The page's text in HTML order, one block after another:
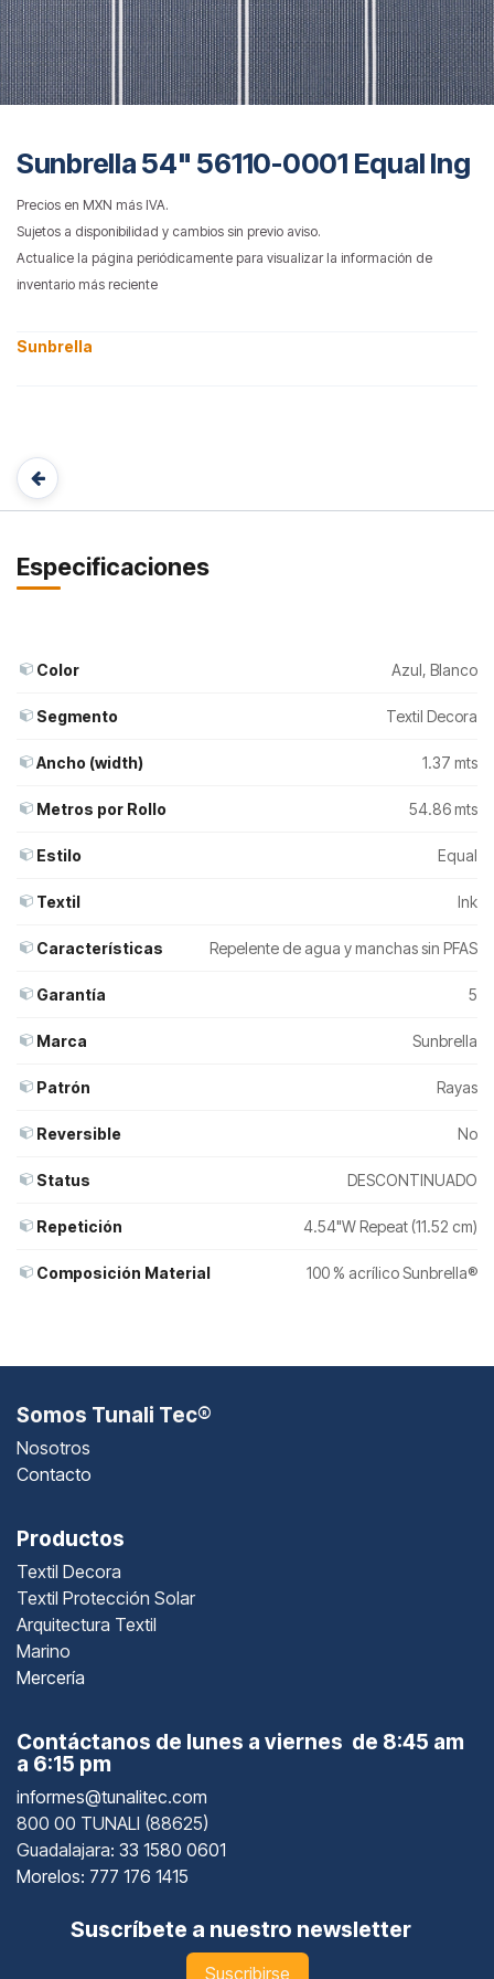
Sunbrella 54" 56110-0001 Equal Ing
Precios en MXN más IVA.
Sujetos a disponibilidad y cambios sin previo aviso.
Actualice la página periódicamente para visualizar la información de
inventario más reciente
Sunbrella
Especificaciones
Color Azul, Blanco
Segmento Textil Decora
Ancho (width) 1.37 mts
Metros por Rollo 54.86 mts
Estilo Equal
Textil Ink
Características Repelente de agua y manchas sin PFAS
Garantía 5
Marca Sunbrella
Patrón Rayas
Reversible No
Status DESCONTINUADO
Repetición 4.54"W Repeat (11.52 cm)
Composición Material 100 % acrílico Sunbrella®
Somos Tunali Tec®
Nosotros
Contacto
Productos
Textil Decora
Textil Protección Solar
Arquitectura Textil
Marino
Mercería
Contáctanos de lunes a viernes de 8:45 am
a 6:15 pm
informes@tunalitec.com
800 00 TUNALI (88625)
Guadalajara: 33 1580 0601
Morelos: 777 176 1415
Suscríbete a nuestro newsletter
Suscribirse